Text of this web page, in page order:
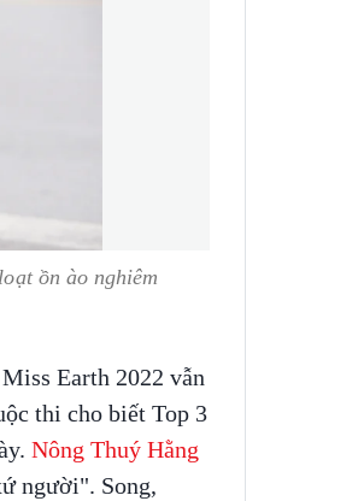
ồn ào nghiêm
Earth 2022 vẫn
thi cho biết Top 3
Nông Thuý Hằng
người". Song,